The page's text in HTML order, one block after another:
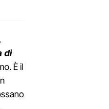
di
È il